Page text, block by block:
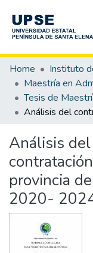
Communities &
All of DSpace
Statistics
Home
Instituto
Análisis
provincia
2020-